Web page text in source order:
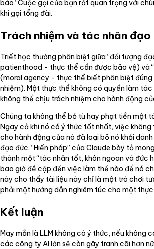
báo “Cuộc gọi của bạn rất quan trọng với
khi gọi tổng đài.
Trách nhiệm và tác nhân đạo
Triết học thường phân biệt giữa “đối tượng
patienthood - thực thể cần được bảo vệ) và
(moral agency - thực thể biết phân biệt đúng
nhiệm). Một thực thể không có quyền làm tác
không thể chịu trách nhiệm cho hành động
Chúng ta không thể bỏ tù hay phạt tiền một
Ngay cả khi nó có ý thức tốt nhất, việc
cho hành động của nó đã loại bỏ nó khỏi
đạo đức. “Hiến pháp” của Claude bày tỏ
thành một “tác nhân tốt, khôn ngoan và đức
bao giờ đề cập đến việc làm thế nào để nó
này cho thấy tài liệu này chỉ là một trò chơi
phải một hướng dẫn nghiêm túc cho một
Kết luận
May mắn là LLM không có ý thức, nếu không
các công ty AI lớn sẽ còn gây tranh cãi hơn